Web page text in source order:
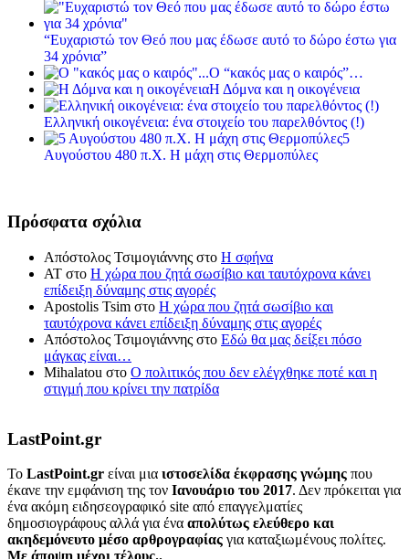
“Ευχαριστώ τον Θεό που μας έδωσε αυτό το δώρο έστω για
34 χρόνια”
Ο “κακός μας ο καιρός”…
Η Δόμνα και η οικογένεια
Ελληνική οικογένεια: ένα στοιχείο του παρελθόντος (!)
5
Αυγούστου 480 π.Χ. Η μάχη στις Θερμοπύλες
Πρόσφατα σχόλια
Απόστολος Τσιμογιάννης στο Η σφήνα
ΑΤ στο Η χώρα που ζητά σωσίβιο και ταυτόχρονα κάνει
επίδειξη δύναμης στις αγορές
Apostolis Tsim στο Η χώρα που ζητά σωσίβιο και
ταυτόχρονα κάνει επίδειξη δύναμης στις αγορές
Απόστολος Τσιμογιάννης στο Εδώ θα μας δείξει πόσο
μάγκας είναι…
Mihalatou στο Ο πολιτικός που δεν ελέγχθηκε ποτέ και η
στιγμή που κρίνει την πατρίδα
LastPoint.gr
To LastPoint.gr είναι μια ιστοσελίδα έκφρασης γνώμης που
έκανε την εμφάνιση της τον Ιανουάριο του 2017. Δεν πρόκειται για
ένα ακόμη ειδησεογραφικό site από επαγγελματίες
δημοσιογράφους αλλά για ένα απολύτως ελεύθερο και
ακηδεμόνευτο μέσο αρθρογραφίας για καταξιωμένους πολίτες.